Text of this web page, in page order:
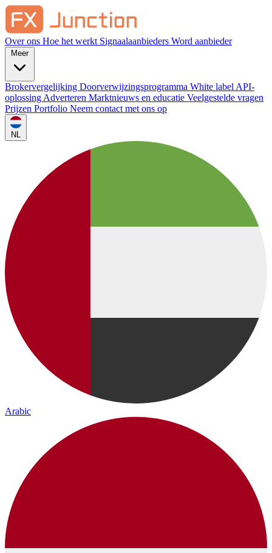
Over ons Hoe het werkt Signaalaanbieders Word aanbieder
Meer
Brokervergelijking Doorverwijzingsprogramma White label API-
oplossing Adverteren Marktnieuws en educatie Veelgestelde vragen
Prijzen Portfolio Neem contact met ons op
NL
Arabic